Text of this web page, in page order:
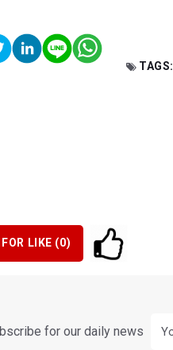
TAGS:
LIKE (0)
for our daily news